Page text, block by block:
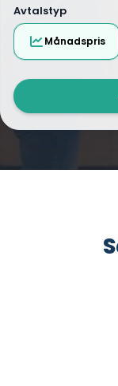
Avtalstyp
Månadspris